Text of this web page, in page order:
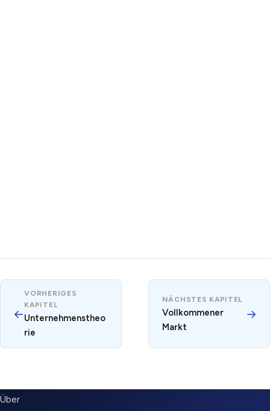
←
VORHERIGES
KAPITEL
Unternehmenstheo
rie
NÄCHSTES KAPITEL
Vollkommener
Markt
→
SUBMENU
Über